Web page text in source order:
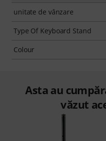
unitate de vânzare
Type Of Keyboard Stand
Colour
Asta au
văzut